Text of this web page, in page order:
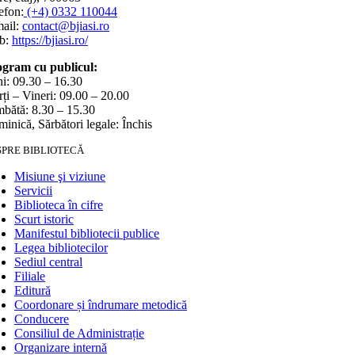
(+4) 0332 110044
contact@bjiasi.ro
https://bjiasi.ro/
cu publicul:
09.30 – 16.30
– Vineri: 09.00 – 20.00
8.30 – 15.30
Sărbători legale: Închis
BIBLIOTECĂ
Misiune şi viziune
Servicii
Biblioteca în cifre
Scurt istoric
Manifestul bibliotecii publice
Legea bibliotecilor
Sediul central
Filiale
Editură
Coordonare și îndrumare metodică
Conducere
Consiliul de Administrație
Organizare internă